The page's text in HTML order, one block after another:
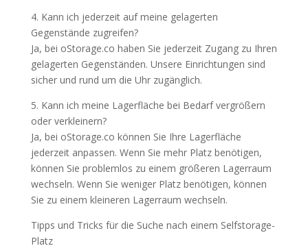
4. Kann ich jederzeit auf meine gelagerten
Gegenstände zugreifen?
Ja, bei oStorage.co haben Sie jederzeit Zugang zu Ihren
gelagerten Gegenständen. Unsere Einrichtungen sind
sicher und rund um die Uhr zugänglich.
5. Kann ich meine Lagerfläche bei Bedarf vergrößern
oder verkleinern?
Ja, bei oStorage.co können Sie Ihre Lagerfläche
jederzeit anpassen. Wenn Sie mehr Platz benötigen,
können Sie problemlos zu einem größeren Lagerraum
wechseln. Wenn Sie weniger Platz benötigen, können
Sie zu einem kleineren Lagerraum wechseln.
Tipps und Tricks für die Suche nach einem Selfstorage-
Platz